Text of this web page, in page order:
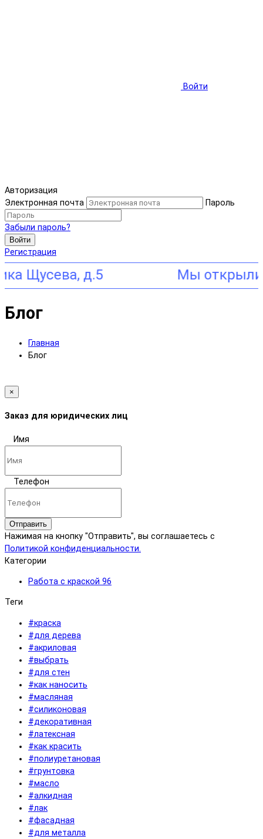
Войти
Авторизация
Электронная почта
Пароль
Забыли пароль?
Войти
Регистрация
д.5
Блог
Главная
Блог
×
Заказ для юридических лиц
Имя
Телефон
Отправить
Нажимая на кнопку "Отправить", вы соглашаетесь с
Политикой конфиденциальности.
Категории
Работа с краской 96
Теги
#краска
#для дерева
#акриловая
#выбрать
#для стен
#как наносить
#масляная
#силиконовая
#декоративная
#латексная
#как красить
#полиуретановая
#грунтовка
#масло
#алкидная
#лак
#фасадная
#для металла